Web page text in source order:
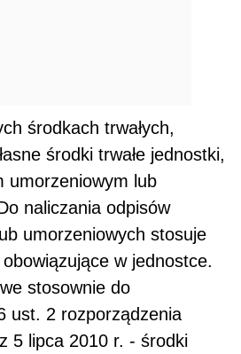
środkach trwałych,
środki trwałe jednostki,
umorzeniowym lub
naliczania odpisów
umorzeniowych stosuje
w jednostce.
stosownie do
ust. 2 rozporządzenia
5 lipca 2010 r. - środki